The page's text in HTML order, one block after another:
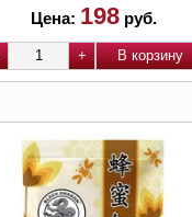
Цена: 198 руб.